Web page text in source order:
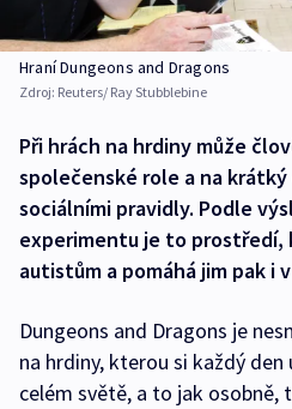
Hraní Dungeons and Dragons
Zdroj: Reuters/ Ray Stubblebine
Při hrách na hrdiny může
společenské role a na
sociálními pravidly. Podle
experimentu je to prostředí,
autistům a pomáhá jim pak i
Dungeons and Dragons je
na hrdiny, kterou si každý
celém světě, a to jak osobně,